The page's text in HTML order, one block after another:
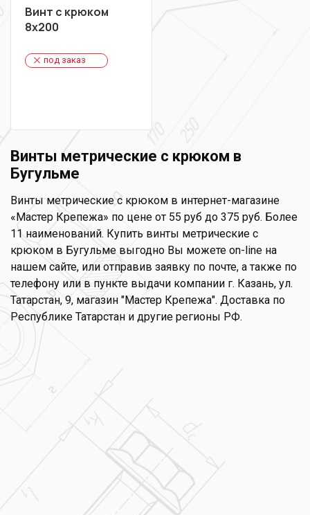
Винт с крюком
8х200
под заказ
Винты метрические с крюком в
Бугульме
Винты метрические с крюком в интернет-магазине
«Мастер Крепежа» по цене от 55 руб до 375 руб. Более
11 наименований. Купить винты метрические с
крюком в Бугульме выгодно Вы можете on-line на
нашем сайте, или отправив заявку по почте, а также по
телефону или в пункте выдачи компании г. Казань, ул.
Татарстан, 9, магазин "Мастер Крепежа". Доставка по
Республике Татарстан и другие регионы РФ.